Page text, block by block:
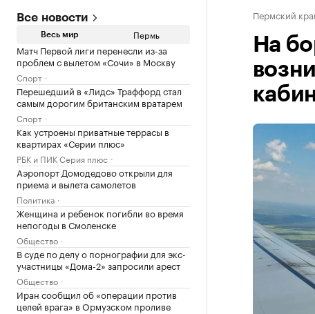
Все новости
Весь мир Пермь
Матч Первой лиги перенесли из-за
проблем с вылетом «Сочи» в Москву
Спорт
Перешедший в «Лидс» Траффорд стал
самым дорогим британским вратарем
Спорт
Как устроены приватные террасы в
квартирах «Серии плюс»
РБК и ПИК Серия плюс
Аэропорт Домодедово открыли для
приема и вылета самолетов
Политика
Женщина и ребенок погибли во время
непогоды в Смоленске
Общество
В суде по делу о порнографии для экс-
участницы «Дома-2» запросили арест
Общество
Иран сообщил об «операции против
целей врага» в Ормузском проливе
Пермский
На